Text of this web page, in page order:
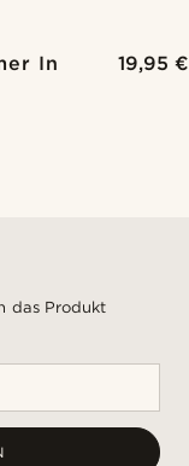
In
19,95 €
das Produkt